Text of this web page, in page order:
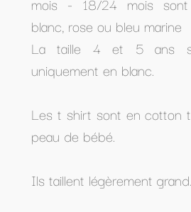
blanc, rose ou bleu marine
La taille 4 et 5 ans
uniquement en blanc.
Les t shirt sont en cotton
peau de bébé.
Ils taillent légèrement grand.